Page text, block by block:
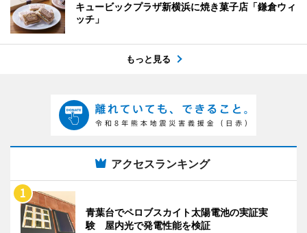
キュービックプラザ新横浜に焼き菓子店「鎌倉ウィ
ッチ」
もっと見る
アクセスランキング
青葉台でペロブスカイト太陽電池の実証実
験 屋内光で発電性能を検証